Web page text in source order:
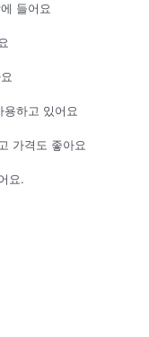
들어요
용하고 있어요
가격도 좋아요
요.